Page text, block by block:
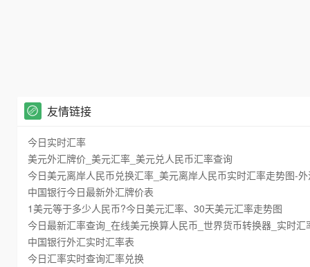
友情链接
今日实时汇率
美元外汇牌价_美元汇率_美元兑人民币汇率查询
今日美元离岸人民币兑换汇率_美元离岸人民币实时汇率走势图-
中国银行今日最新外汇牌价表
1美元等于多少人民币?今日美元汇率、30天美元汇率走势图
今日最新汇率查询_在线美元换算人民币_世界货币转换器_实时汇
中国银行外汇实时汇率表
今日汇率实时查询汇率兑换